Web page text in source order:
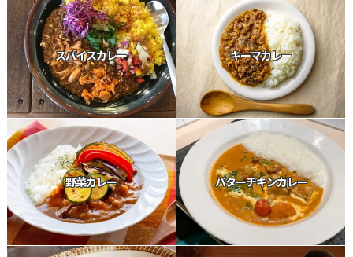
スパイスカレー キーマカレー
野菜カレー バターチキンカレー